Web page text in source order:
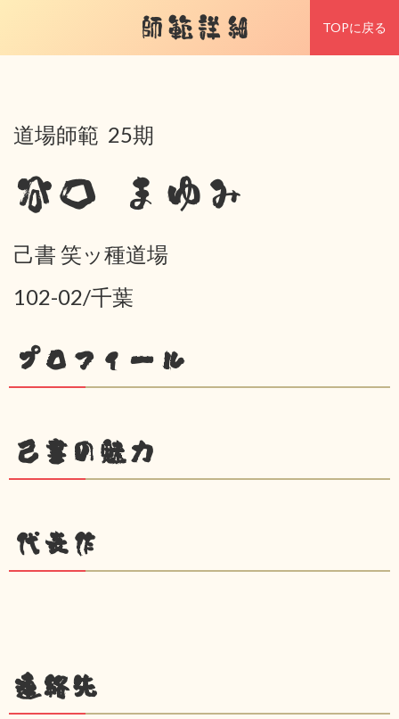
師範詳細 TOPに戻る
道場師範 25期
谷口 まゆみ
己書 笑ッ種道場
102-02/千葉
プロフィール
己書の魅力
代表作
連絡先